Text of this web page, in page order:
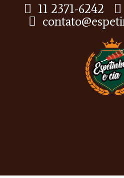
11 2371-6242